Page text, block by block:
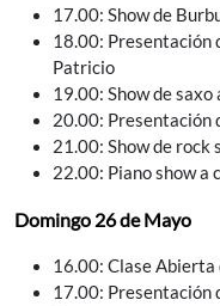
17.00: Show de
18.00: Presentación
Patricio
19.00: Show de saxo
20.00: Presentación
21.00: Show de rock
22.00: Piano show a
Domingo 26 de Mayo
16.00: Clase Abierta
17.00: Presentación